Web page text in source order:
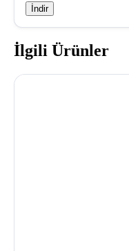
İndir
İlgili Ürünler